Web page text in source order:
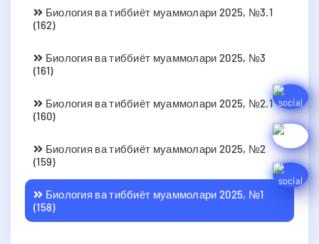
Биология ва тиббиёт муаммолари 2025, №3.1
(162)
Биология ва тиббиёт муаммолари 2025, №3
(161)
Биология ва тиббиёт муаммолари 2025, №2.1
(160)
Биология ва тиббиёт муаммолари 2025, №2
(159)
Биология ва тиббиёт муаммолари 2025, №1
(158)